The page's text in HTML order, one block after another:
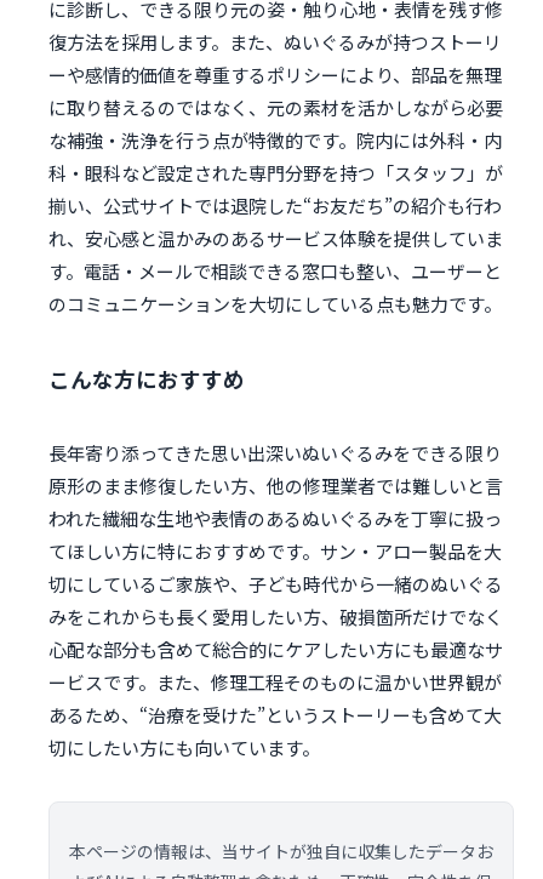
に診断し、できる限り元の姿・触り心地・表情を残す修
復方法を採用します。また、ぬいぐるみが持つストーリ
ーや感情的価値を尊重するポリシーにより、部品を無理
に取り替えるのではなく、元の素材を活かしながら必要
な補強・洗浄を行う点が特徴的です。院内には外科・内
科・眼科など設定された専門分野を持つ「スタッフ」が
揃い、公式サイトでは退院した“お友だち”の紹介も行わ
れ、安心感と温かみのあるサービス体験を提供していま
す。電話・メールで相談できる窓口も整い、ユーザーと
のコミュニケーションを大切にしている点も魅力です。
こんな方におすすめ
長年寄り添ってきた思い出深いぬいぐるみをできる限り
原形のまま修復したい方、他の修理業者では難しいと言
われた繊細な生地や表情のあるぬいぐるみを丁寧に扱っ
てほしい方に特におすすめです。サン・アロー製品を大
切にしているご家族や、子ども時代から一緒のぬいぐる
みをこれからも長く愛用したい方、破損箇所だけでなく
心配な部分も含めて総合的にケアしたい方にも最適なサ
ービスです。また、修理工程そのものに温かい世界観が
あるため、“治療を受けた”というストーリーも含めて大
切にしたい方にも向いています。
本ページの情報は、当サイトが独自に収集したデータお